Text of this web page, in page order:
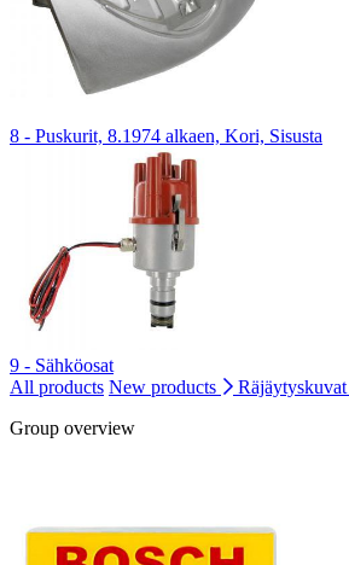
8 - Puskurit, 8.1974 alkaen, Kori, Sisusta
9 - Sähköosat
All products New products
Räjäytyskuvat
Group overview